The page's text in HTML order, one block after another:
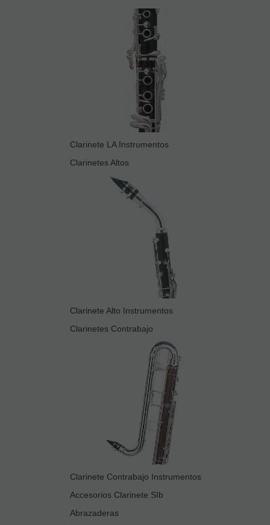
Clarinete LA Instrumentos
Clarinetes Altos
Clarinete Alto Instrumentos
Clarinetes Contrabajo
Clarinete Contrabajo Instrumentos
Accesorios Clarinete SIb
Abrazaderas